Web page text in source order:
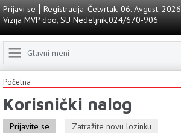
Prijavi se Registracija Četvrtak, 06. Avgust. 2026
Vizija MVP doo, SU Nedeljnik,024/670-906
Početna
Korisnički nalog
Prijavite se Zatražite novu lozinku